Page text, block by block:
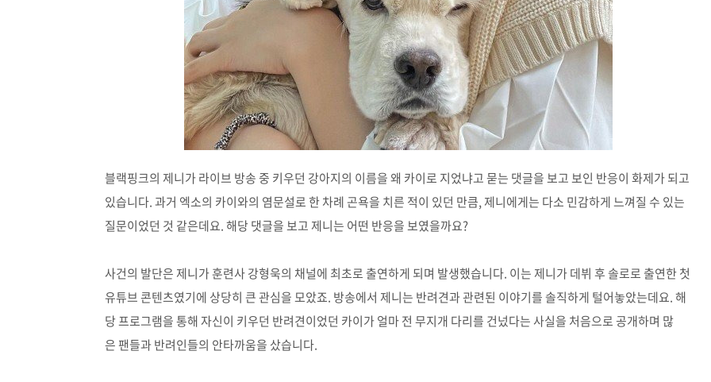
블랙핑크의 제니가 라이브 방송 중 키우던 강아지의 이름을 왜 카이로 지었냐고 묻는 댓글을 보고 보인 반응이 화제가 되고
있습니다. 과거 엑소의 카이와의 염문설로 한 차례 곤욕을 치른 적이 있던 만큼, 제니에게는 다소 민감하게 느껴질 수 있는
질문이었던 것 같은데요. 해당 댓글을 보고 제니는 어떤 반응을 보였을까요?
사건의 발단은 제니가 훈련사 강형욱의 채널에 최초로 출연하게 되며 발생했습니다. 이는 제니가 데뷔 후 솔로로 출연한 첫
유튜브 콘텐츠였기에 상당히 큰 관심을 모았죠. 방송에서 제니는 반려견과 관련된 이야기를 솔직하게 털어놓았는데요. 해
당 프로그램을 통해 자신이 키우던 반려견이었던 카이가 얼마 전 무지개 다리를 건넜다는 사실을 처음으로 공개하며 많
은 팬들과 반려인들의 안타까움을 샀습니다.